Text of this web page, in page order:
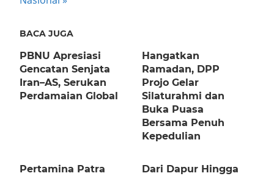
BACA JUGA
PBNU Apresiasi
Gencatan Senjata
Iran–AS, Serukan
Perdamaian Global
Hangatkan
Ramadan, DPP
Projo Gelar
Silaturahmi dan
Buka Puasa
Bersama Penuh
Kepedulian
Pertamina Patra
Dari Dapur Hingga